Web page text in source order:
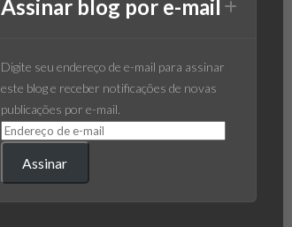
Assinar blog por e-mail
Digite seu endereço de e-mail para assinar
este blog e receber notificações de novas
publicações por e-mail.
Assinar